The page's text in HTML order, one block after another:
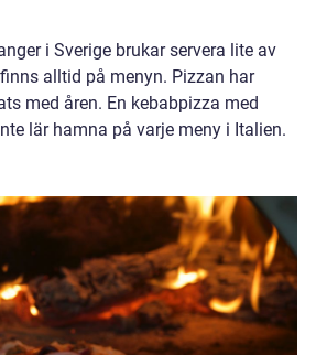
i Sverige brukar servera lite av
alltid på menyn. Pizzan har
med åren. En kebabpizza med
lär hamna på varje meny i Italien.